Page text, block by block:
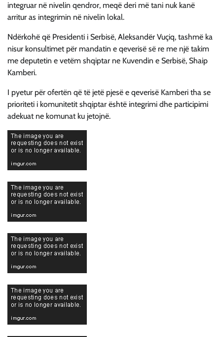
integruar në nivelin qendror, meqë deri më tani nuk kanë
arritur as integrimin në nivelin lokal.
Ndërkohë që Presidenti i Serbisë, Aleksandër Vuçiq, tashmë ka
nisur konsultimet për mandatin e qeverisë së re me një takim
me deputetin e vetëm shqiptar ne Kuvendin e Serbisë, Shaip
Kamberi.
I pyetur për ofertën që të jetë pjesë e qeverisë Kamberi tha se
prioriteti i komunitetit shqiptar është integrimi dhe participimi
adekuat ne komunat ku jetojnë.